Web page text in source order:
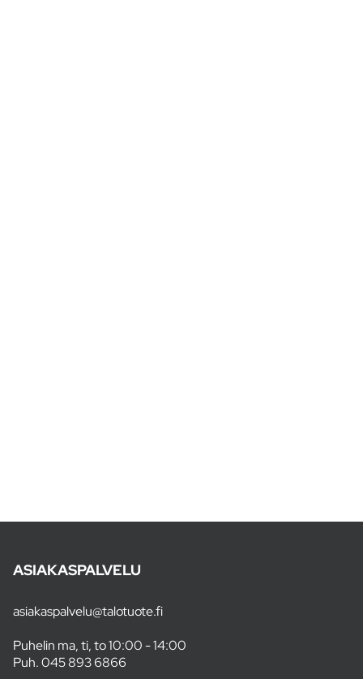
ASIAKASPALVELU
asiakaspalvelu@talotuote.fi
Puhelin ma, ti, to 10:00 - 14:00
Puh.045 893 6866